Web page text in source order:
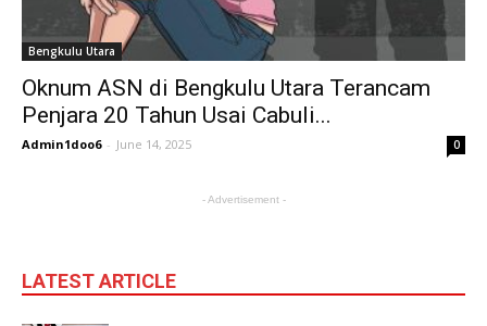
Bengkulu Utara
Oknum ASN di Bengkulu Utara Terancam
Penjara 20 Tahun Usai Cabuli...
Admin1doo6 - June 14, 2025 0
- Advertisement -
LATEST ARTICLE